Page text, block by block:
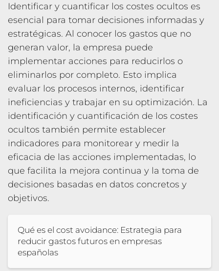
Identificar y cuantificar los costes ocultos es
esencial para tomar decisiones informadas y
estratégicas. Al conocer los gastos que no
generan valor, la empresa puede
implementar acciones para reducirlos o
eliminarlos por completo. Esto implica
evaluar los procesos internos, identificar
ineficiencias y trabajar en su optimización. La
identificación y cuantificación de los costes
ocultos también permite establecer
indicadores para monitorear y medir la
eficacia de las acciones implementadas, lo
que facilita la mejora continua y la toma de
decisiones basadas en datos concretos y
objetivos.
Qué es el cost avoidance: Estrategia para
reducir gastos futuros en empresas
españolas